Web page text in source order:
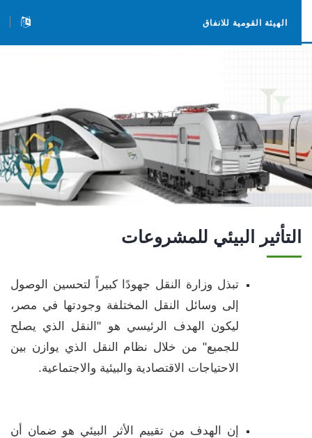
الهيئة القومية للانفاق
التأثير البيئي للمشروعات
تبذل وزارة النقل جهودًا كبيراً لتحسين الوصول
إلى وسائل النقل المختلفة وجودتها في مصر،
ليكون الهدف الرئيسي هو "النقل الذي يصلح
للجميع" من خلال نظام النقل الذي يوازن بين
الاحتياجات الاقتصادية والبيئية والاجتماعية.
إن الهدف من تقييم الأثر البيئي هو ضمان أن